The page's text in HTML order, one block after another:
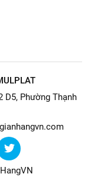
D5, Phường Thạnh